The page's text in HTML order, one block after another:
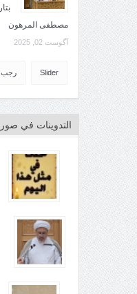
مصطفى المرهون
آگوست 02, 2025
Slider رجب
التدوينات في صور